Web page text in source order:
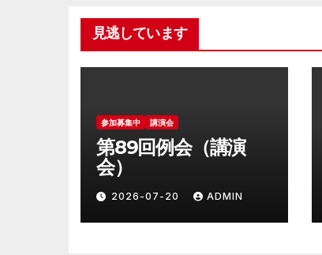
見逃しています
参加募集中 講演会
第89回例会（講演
会）
2026-07-20 ADMIN